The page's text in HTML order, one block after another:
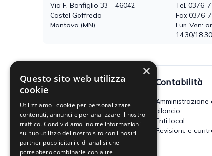
Via F. Bonfiglio 33 – 46042
Castel Goffredo
Mantova (MN)
Tel.0376-
Fax 0376-
Lun-Ven:
14:30/18:30
Fisco
Accertamento, riscossione e
contenzioso
Imposte dirette
Altre imposte indirette e altri
tributi
Tributi locali
Contabilità
Amministrazione
bilancio
Enti locali
Revisione e
×
Questo sito web utilizza
cookie
Utilizziamo i cookie per personalizzare
contenuti, annunci e per analizzare il nostro
traffico. Condividiamo inoltre informazioni
sul tuo utilizzo del nostro sito con i nostri
partner pubblicitari e di analisi che
potrebbero combinarle con altre